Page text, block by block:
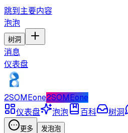
跳到主要内容
泡泡
树洞
消息
仪表盘
2SOMEone2SOMEone
仪表盘
泡泡 百科 树洞
更多 发泡泡